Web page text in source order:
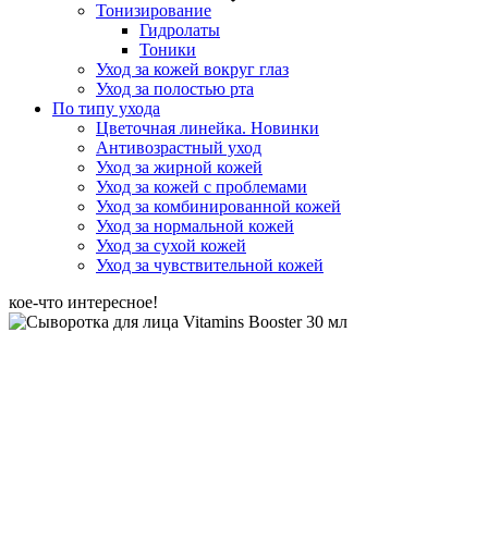
Тонизирование
Гидролаты
Тоники
Уход за кожей вокруг глаз
Уход за полостью рта
По типу ухода
Цветочная линейка. Новинки
Антивозрастный уход
Уход за жирной кожей
Уход за кожей с проблемами
Уход за комбинированной кожей
Уход за нормальной кожей
Уход за сухой кожей
Уход за чувствительной кожей
кое-что интересное!